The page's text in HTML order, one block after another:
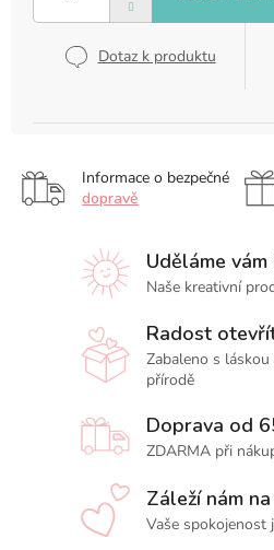
Dotaz k produktu
Informace o bezpečné
dopravě
Uděláme vám
Naše kreativní
Radost
Zabaleno s
přírodě
Doprava od
ZDARMA při
Záleží nám
Vaše spokojenost